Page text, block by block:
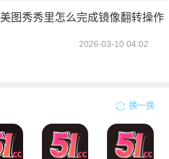
美图秀秀里怎么完成镜像翻转操作
2026-03-10 04:02
换一换